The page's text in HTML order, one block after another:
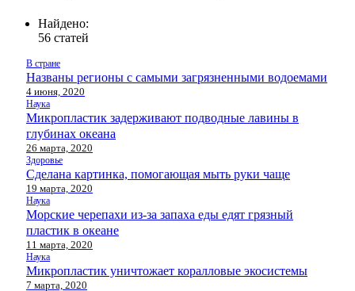
Найдено:
56 статей
В стране
Названы регионы с самыми загрязненными водоемами
4 июня, 2020
Наука
Микропластик задерживают подводные лавины в
глубинах океана
26 марта, 2020
Здоровье
Сделана картинка, помогающая мыть руки чаще
19 марта, 2020
Наука
Морские черепахи из-за запаха еды едят грязный
пластик в океане
11 марта, 2020
Наука
Микропластик уничтожает коралловые экосистемы
7 марта, 2020